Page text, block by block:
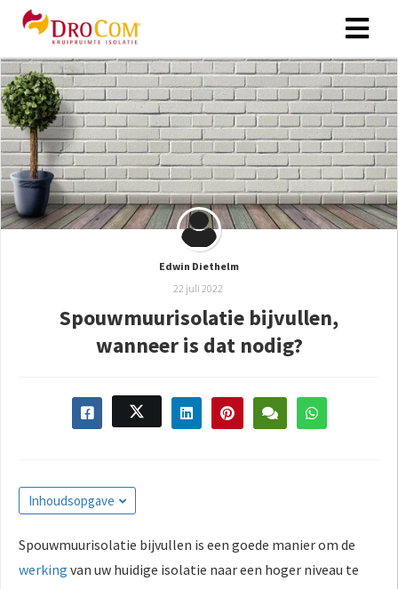
Edwin Diethelm
22 juli 2022
Spouwmuurisolatie bijvullen,
wanneer is dat nodig?
Inhoudsopgave
Spouwmuurisolatie bijvullen is een goede manier om de
werking van uw huidige isolatie naar een hoger niveau te